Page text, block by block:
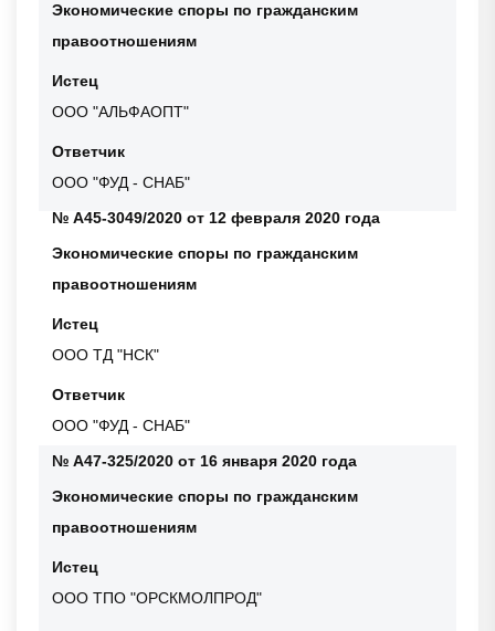
Экономические споры по гражданским
правоотношениям
Истец
ООО "АЛЬФАОПТ"
Ответчик
ООО "ФУД - СНАБ"
№ А45-3049/2020 от 12 февраля 2020 года
Экономические споры по гражданским
правоотношениям
Истец
ООО ТД "НСК"
Ответчик
ООО "ФУД - СНАБ"
№ А47-325/2020 от 16 января 2020 года
Экономические споры по гражданским
правоотношениям
Истец
ООО ТПО "ОРСКМОЛПРОД"